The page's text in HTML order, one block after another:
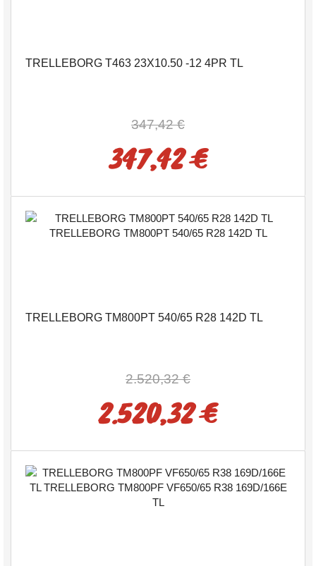
TRELLEBORG T463 23X10.50 -12 4PR TL
347,42 €
347,42 €
TRELLEBORG TM800PT 540/65 R28 142D TL
2.520,32 €
2.520,32 €